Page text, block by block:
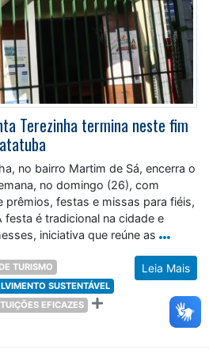
Terezinha termina neste fim
no bairro Martim de Sá, encerra o
no domingo (26), com
festas e missas para fiéis,
é tradicional na cidade e
iniciativa que reúne as
Leia Mais
TURISMO
SUSTENTÁVEL
EFICAZES